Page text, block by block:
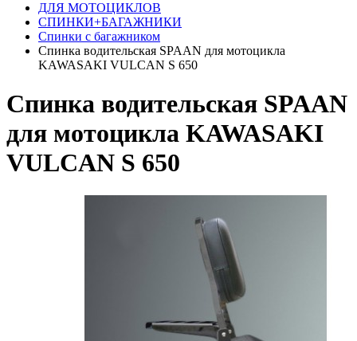
ДЛЯ МОТОЦИКЛОВ
СПИНКИ+БАГАЖНИКИ
Спинки с багажником
Спинка водительская SPAAN для мотоцикла
KAWASAKI VULCAN S 650
Спинка водительская SPAAN
для мотоцикла KAWASAKI
VULCAN S 650